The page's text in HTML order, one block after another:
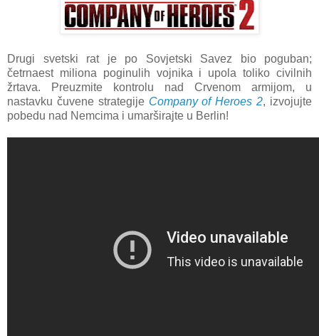
Drugi svetski rat je po Sovjetski Savez bio poguban;
četrnaest miliona poginulih vojnika i upola toliko civilnih
žrtava. Preuzmite kontrolu nad Crvenom armijom, u
nastavku čuvene strategije Company of Heroes 2, izvojujte
pobedu nad Nemcima i umarširajte u Berlin!